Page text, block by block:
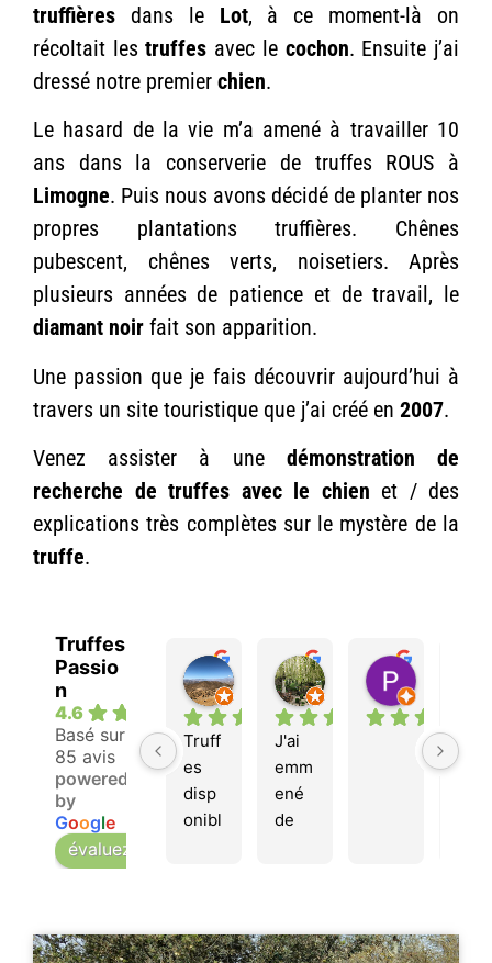
truffières dans le Lot, à ce moment-là on
récoltait lestruffes avec le cochon. Ensuite j’ai
dressé notre premier chien.
Le hasard de la vie m’a amené à travailler 10
ans dans la conserverie de truffes ROUS à
Limogne. Puis nous avons décidé de planter nos
propres plantations truffières. Chênes
pubescent, chênes verts, noisetiers. Après
plusieurs années de patience et de travail, le
diamant noir fait son apparition.
Une passion que je fais découvrir aujourd’hui à
travers un site touristique que j’ai créé en 2007.
Venez assister à une démonstration de
recherche de truffes avec le chien et / des
explications très complètes sur le mystère de la
truffe.
Truffes
Passio
n
4.6
Basé sur
85 avis
powered
by
Google
évaluez-nous sur
Franck J.
il y a 7 mois
Truff
es
disp
onibl
Ann L.
il y a 10 mois
J'ai
emm
ené
de
visit